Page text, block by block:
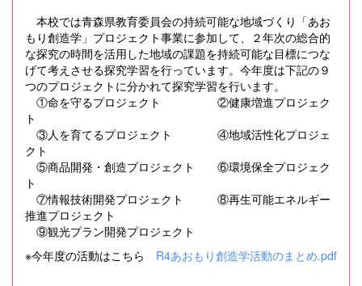
本校では青森県教育委員会の持続可能な地域づくり「あお
もり創造学」プロジェクト事業に参加して、２年次の総合的
な探究の時間を活用した地域の課題を持続可能な目標につな
げて考えさせる探究学習を行っています。今年度は下記の９
つのプロジェクトに分かれて探究学習を行います。
①命を守るプロジェクト ②健康増進プロジェク
ト
③人を育てるプロジェクト ④地域活性化プロジェ
クト
⑤商品開発・創造プロジェクト ⑥環境保全プロジェク
ト
⑦情報技術開発プロジェクト ⑧再生可能エネルギー
推進プロジェクト
⑨観光プラン開発プロジェクト
※今年度の活動はこちら R4あおもり創造学活動のまとめ.pdf